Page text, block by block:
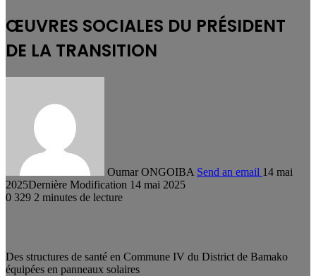
ŒUVRES SOCIALES DU PRÉSIDENT
DE LA TRANSITION
Oumar ONGOIBA Send an email 14 mai
2025Dernière Modification 14 mai 2025
0 329 2 minutes de lecture
Des structures de santé en Commune IV du District de Bamako
équipées en panneaux solaires